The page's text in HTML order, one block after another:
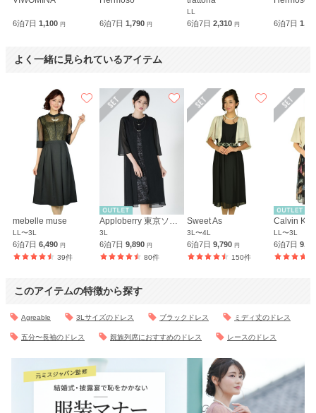
6泊7日 1,100 円 6泊7日1,790円
LL
6泊7日 2,310 円 6泊7日
よく一緒に見られているアイテム
mebelle muse
LL〜3L
6泊7日 6,490 円
39件
Apploberry 東京ソワール
3L
6泊7日9,890円
80件
Sweet As
3L〜4L
6泊7日 9,790 円
150件
Calvin
LL〜3L
6泊7日
このアイテムの特徴から探す
Agreable 3Lサイズのドレス ブラックドレス ミディ丈のドレス
五分〜長袖のドレス 親族列席におすすめのドレス レースのドレス